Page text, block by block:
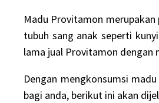
Madu Provitamon
tubuh sang anak seperti
lama jual Provitamon dengan
Dengan mengkonsumsi
bagi anda, berikut ini akan